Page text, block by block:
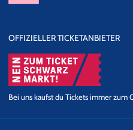
OFFIZIELLER TICKETANBIETER
Bei uns kaufst du Tickets immer zum